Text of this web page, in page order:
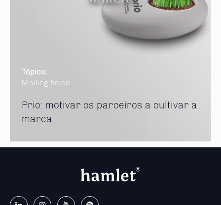
Tópico:
Mailing físico
Prio: motivar os parceiros a cultivar a
marca